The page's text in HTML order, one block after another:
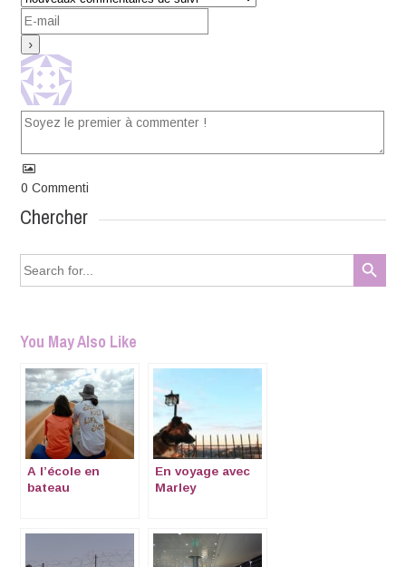
0 Commenti
Chercher
Search
for:
Search Button
You May Also Like
A l’école en
bateau
En voyage avec
Marley